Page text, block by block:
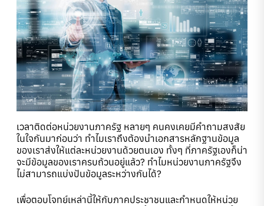
เวลาติดต่อหน่วยงานภาครัฐ หลายๆ คนคงเคยมีคำถามสงสัย
ในใจกันมาก่อนว่า ทำไมเราถึงต้องนำเอกสารหลักฐานข้อมูล
ของเราส่งให้แต่ละหน่วยงานด้วยตนเอง ทั้งๆ ที่ภาครัฐเองก็น่า
จะมีข้อมูลของเราครบถ้วนอยู่แล้ว? ทำไมหน่วยงานภาครัฐจึง
ไม่สามารถแบ่งปันข้อมูลระหว่างกันได้?
เพื่อตอบโจทย์เหล่านี้ให้กับภาคประชาชนและกำหนดให้หน่วย